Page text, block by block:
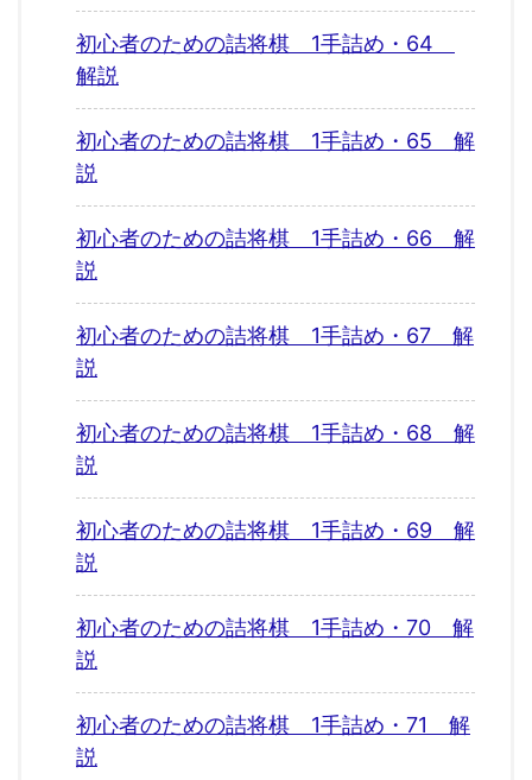
初心者のための詰将棋 1手詰め・64
解説
初心者のための詰将棋 1手詰め・65 解
説
初心者のための詰将棋 1手詰め・66 解
説
初心者のための詰将棋 1手詰め・67 解
説
初心者のための詰将棋 1手詰め・68 解
説
初心者のための詰将棋 1手詰め・69 解
説
初心者のための詰将棋 1手詰め・70 解
説
初心者のための詰将棋 1手詰め・71 解
説